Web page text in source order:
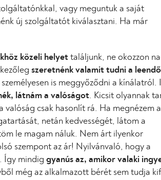
vagy meguntuk a saját
új szolgáltatót kiválasztani. Ha már
közeli helyet találjunk, ne okozzon
szeretnénk valamit tudni a leendő
is meggyőződni a kínálatról.
látnám a valóságot. Kicsit olyannak
csak hasonlít rá. Ha megnézem
netán kedvességét, látom a
le magam náluk. Nem árt ilyenkor
szempont az ár! Nyilvánvaló, hogy a
Így mindig gyanús az, amikor valaki
még az alkalmazott bérét sem tudja